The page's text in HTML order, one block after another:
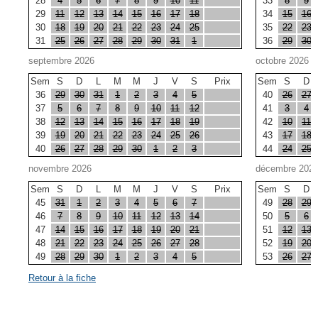
29
11 12 13 14 15 16 17
18
30
18 19 20 21 22 23 24
25
31
25 26 27 28 29 30 31 1
34
15
16
35
22
23
36
29
30
septembre 2026
Sem
S D L M M J V S
Prix
36
29 30 31 1 2 3 4
5
37
5 6 7 8 9 10 11
12
38
12 13 14 15 16 17 18
19
39
19 20 21 22 23 24 25
26
40
26 27 28 29 30 1 2 3
octobre 2026
Sem
S
D
40
26
27
41
3
4
42
10
11
43
17
18
44
24
25
novembre 2026
Sem
S D L M M J V S
Prix
45
31 1 2 3 4 5 6
7
46
7 8 9 10 11 12 13
14
47
14 15 16 17 18 19 20
21
48
21 22 23 24 25 26 27
28
49
28 29 30 1 2 3 4 5
décembre 2026
Sem
S
D
49
28
29
50
5
6
51
12
13
52
19
20
53
26
27
Retour à la fiche